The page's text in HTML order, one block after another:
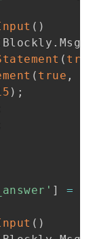
( )
Blockly . Msg
( true
( true ,
) ;
] =
( )